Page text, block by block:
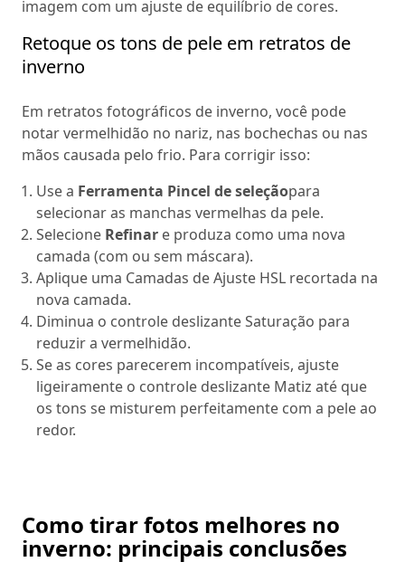
imagem com um ajuste de equilíbrio de cores.
Retoque os tons de pele em retratos de
inverno
Em retratos fotográficos de inverno, você pode
notar vermelhidão no nariz, nas bochechas ou nas
mãos causada pelo frio. Para corrigir isso:
Use a Ferramenta Pincel de seleçãopara
selecionar as manchas vermelhas da pele.
Selecione Refinar e produza como uma nova
camada (com ou sem máscara).
Aplique uma Camadas de Ajuste HSL recortada na
nova camada.
Diminua o controle deslizante Saturação para
reduzir a vermelhidão.
Se as cores parecerem incompatíveis, ajuste
ligeiramente o controle deslizante Matiz até que
os tons se misturem perfeitamente com a pele ao
redor.
Como tirar fotos melhores no
inverno: principais conclusões